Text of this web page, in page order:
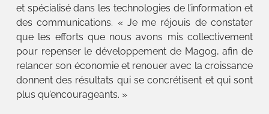
et spécialisé dans les technologies de l’information et
des communications. « Je me réjouis de constater
que les efforts que nous avons mis collectivement
pour repenser le développement de Magog, afin de
relancer son économie et renouer avec la croissance
donnent des résultats qui se concrétisent et qui sont
plus qu’encourageants. »